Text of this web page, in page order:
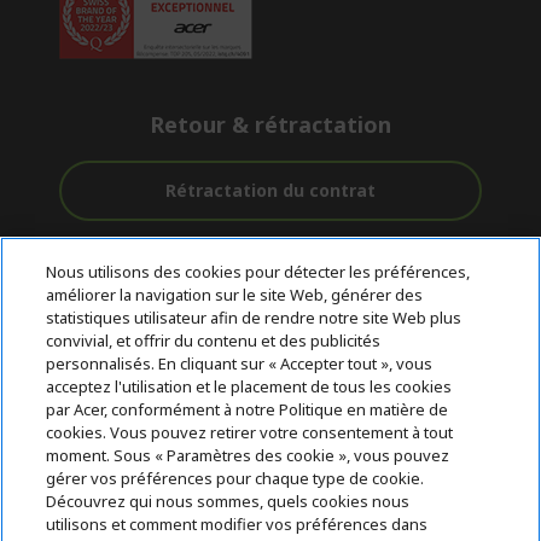
Retour & rétractation
Rétractation du contrat
Livraison
Gratuite
avant et après-
vente
Paiement
Sécurisé
© 2026 Acer Inc.
CPYou BV est le revendeur et marchand agréé pour les produits et
services proposés au sein de ce magasin.
Nous utilisons des cookies pour détecter les préférences,
améliorer la navigation sur le site Web, générer des
statistiques utilisateur afin de rendre notre site Web plus
convivial, et offrir du contenu et des publicités
personnalisés. En cliquant sur « Accepter tout », vous
acceptez l'utilisation et le placement de tous les cookies
par Acer, conformément à notre Politique en matière de
cookies. Vous pouvez retirer votre consentement à tout
moment. Sous « Paramètres des cookie », vous pouvez
gérer vos préférences pour chaque type de cookie.
Découvrez qui nous sommes, quels cookies nous
utilisons et comment modifier vos préférences dans